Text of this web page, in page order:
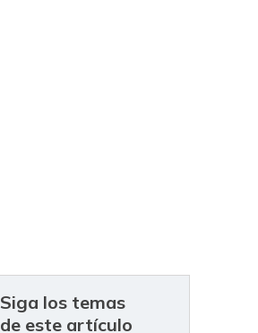
Siga los temas
de este artículo